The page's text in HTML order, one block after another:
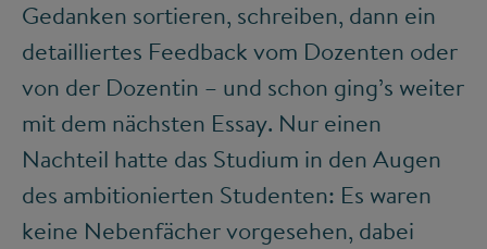
Gedanken sortieren, schreiben, dann ein
detailliertes Feedback vom Dozenten oder
von der Dozentin – und schon ging’s weiter
mit dem nächsten Essay. Nur einen
Nachteil hatte das Studium in den Augen
des ambitionierten Studenten: Es waren
keine Nebenfächer vorgesehen, dabei